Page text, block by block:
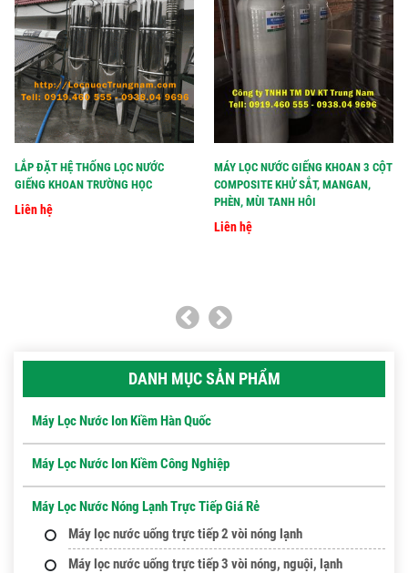
LẮP ĐẶT HỆ THỐNG LỌC NƯỚC
GIẾNG KHOAN TRƯỜNG HỌC
Liên hệ
MÁY LỌC NƯỚC GIẾNG KHOAN 3 CỘT
COMPOSITE KHỬ SẮT, MANGAN,
PHÈN, MÙI TANH HÔI
Liên hệ
DANH MỤC SẢN PHẨM
Máy Lọc Nước Ion Kiềm Hàn Quốc
Máy Lọc Nước Ion Kiềm Công Nghiệp
Máy Lọc Nước Nóng Lạnh Trực Tiếp Giá Rẻ
Máy lọc nước uống trực tiếp 2 vòi nóng lạnh
Máy lọc nước uống trực tiếp 3 vòi nóng, nguội, lạnh